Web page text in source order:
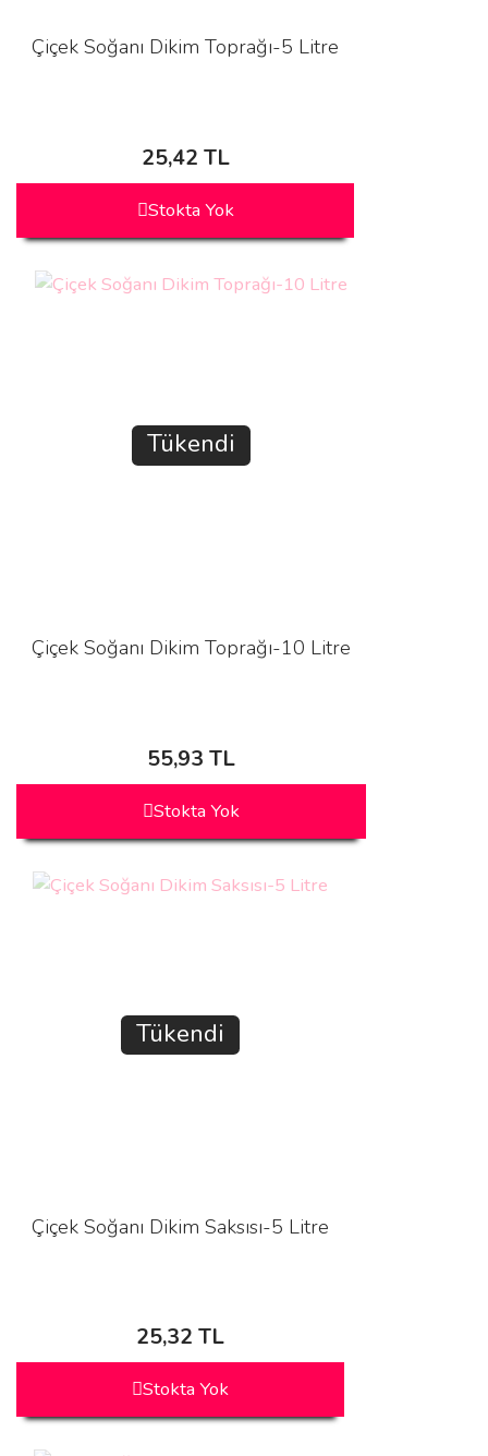
Çiçek Soğanı Dikim Toprağı-5 Litre
25,42 TL
Stokta Yok
Tükendi
Çiçek Soğanı Dikim Toprağı-10 Litre
55,93 TL
Stokta Yok
Tükendi
Çiçek Soğanı Dikim Saksısı-5 Litre
25,32 TL
Stokta Yok